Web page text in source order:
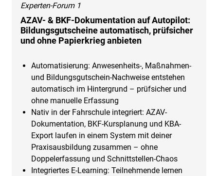
Experten-Forum 1
AZAV- & BKF-Dokumentation auf Autopilot:
Bildungsgutscheine automatisch, prüfsicher
und ohne Papierkrieg anbieten
Automatisierung: Anwesenheits-, Maßnahmen-
und Bildungsgutschein-Nachweise entstehen
automatisch im Hintergrund – prüfsicher und
ohne manuelle Erfassung
Nativ in der Fahrschule integriert: AZAV-
Dokumentation, BKF-Kursplanung und KBA-
Export laufen in einem System mit deiner
Praxisausbildung zusammen – ohne
Doppelerfassung und Schnittstellen-Chaos
Integriertes E-Learning: Teilnehmende lernen